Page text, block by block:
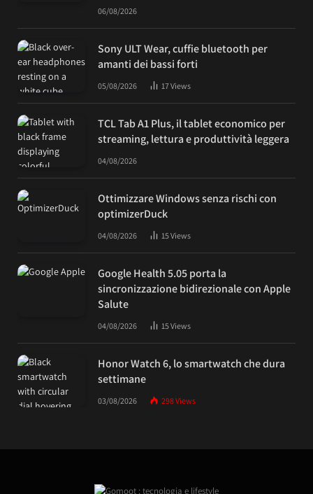
06/08/2026
Sony ULT Wear, cuffie bluetooth per
amanti dei bassi forti
05/08/2026 17Views
TCL Tab A1 Plus, il tablet economico per
streaming, lettura e produttività leggera
04/08/2026
Ottimizzare Windows senza rischi con
optimizerDuck
04/08/2026 15Views
Google Health 5.05 porta la
sincronizzazione bidirezionale con Apple
Salute
04/08/2026 15Views
Honor Watch 6, lo smartwatch che dura
settimane
03/08/2026 298Views